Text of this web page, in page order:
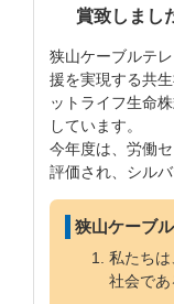
賞致しまし
狭山ケーブルテ
援を実現する共
ットライフ生命
しています。
今年度は、労働
評価され、シル
狭山ケーブ
私たち
社会であ